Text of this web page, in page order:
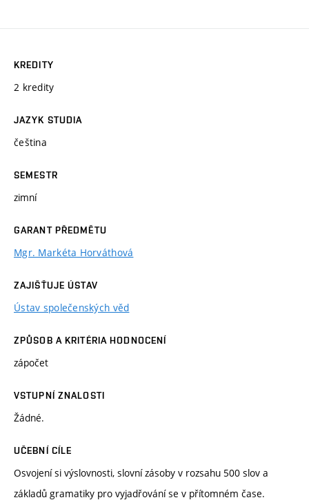
KREDITY
2 kredity
JAZYK STUDIA
čeština
SEMESTR
zimní
GARANT PŘEDMĚTU
Mgr. Markéta Horváthová
ZAJIŠŤUJE ÚSTAV
Ústav společenských věd
ZPŮSOB A KRITÉRIA HODNOCENÍ
zápočet
VSTUPNÍ ZNALOSTI
Žádné.
UČEBNÍ CÍLE
Osvojení si výslovnosti, slovní zásoby v rozsahu 500 slov a
základů gramatiky pro vyjadřování se v přítomném čase.